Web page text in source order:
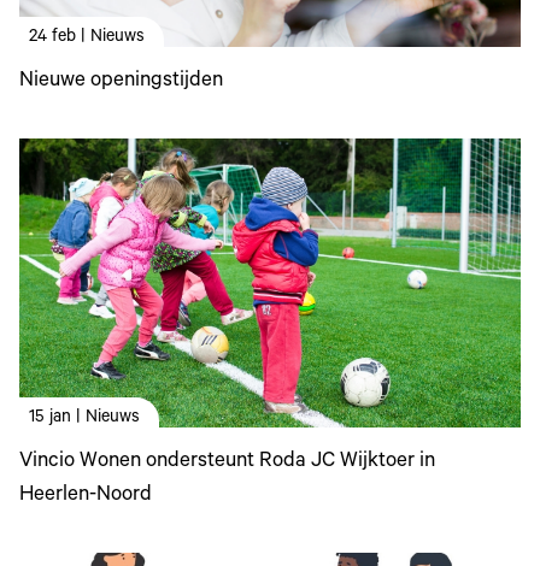
24 feb | Nieuws
Nieuwe openingstijden
15 jan | Nieuws
Vincio Wonen ondersteunt Roda JC Wijktoer in
Heerlen-Noord